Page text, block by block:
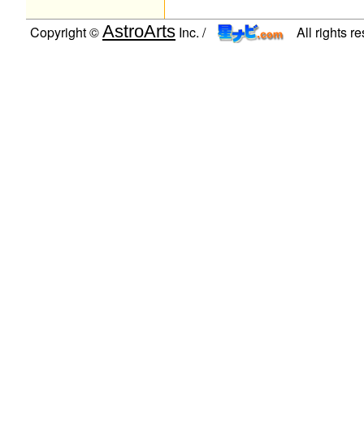
Copyright ©AstroArts Inc. / All rights